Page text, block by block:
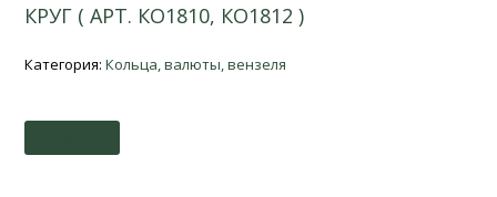
КРУГ ( АРТ. КО1810, КО1812 )
Категория:Кольца, валюты, вензеля